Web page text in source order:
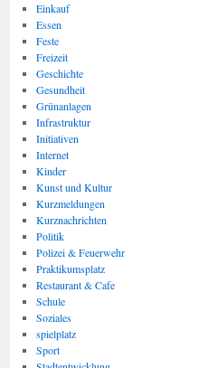
Einkauf
Essen
Feste
Freizeit
Geschichte
Gesundheit
Grünanlagen
Infrastruktur
Initiativen
Internet
Kinder
Kunst und Kultur
Kurzmeldungen
Kurznachrichten
Politik
Polizei & Feuerwehr
Praktikumsplatz
Restaurant & Cafe
Schule
Soziales
spielplatz
Sport